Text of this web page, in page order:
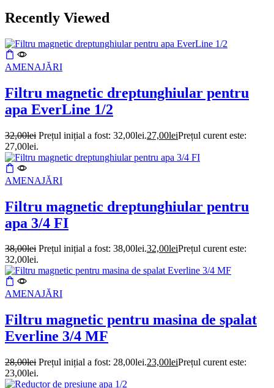
Recently Viewed
AMENAJĂRI
Filtru magnetic dreptunghiular pentru
apa EverLine 1/2
32,00lei Prețul inițial a fost: 32,00lei.27,00leiPrețul curent este:
27,00lei.
AMENAJĂRI
Filtru magnetic dreptunghiular pentru
apa 3/4 FI
38,00lei Prețul inițial a fost: 38,00lei.32,00leiPrețul curent este:
32,00lei.
AMENAJĂRI
Filtru magnetic pentru masina de spalat
Everline 3/4 MF
28,00lei Prețul inițial a fost: 28,00lei.23,00leiPrețul curent este:
23,00lei.